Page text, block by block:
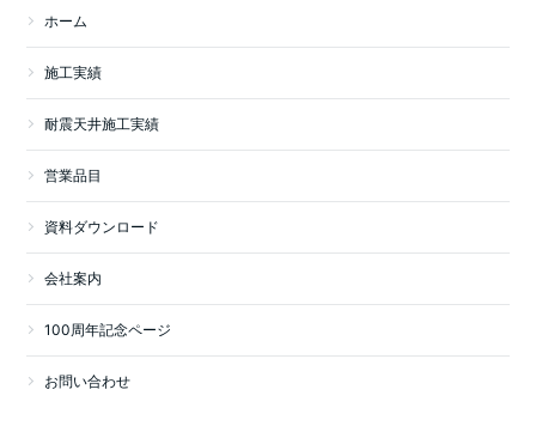
ホーム
施工実績
耐震天井施工実績
営業品目
資料ダウンロード
会社案内
100周年記念ページ
お問い合わせ